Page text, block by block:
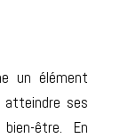
un élément
atteindre ses
être. En